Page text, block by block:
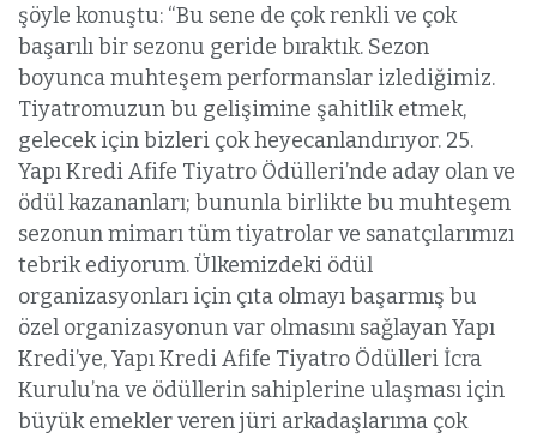
şöyle konuştu: “Bu sene de çok renkli ve çok
başarılı bir sezonu geride bıraktık. Sezon
boyunca muhteşem performanslar izlediğimiz.
Tiyatromuzun bu gelişimine şahitlik etmek,
gelecek için bizleri çok heyecanlandırıyor. 25.
Yapı Kredi Afife Tiyatro Ödülleri’nde aday olan ve
ödül kazananları; bununla birlikte bu muhteşem
sezonun mimarı tüm tiyatrolar ve sanatçılarımızı
tebrik ediyorum. Ülkemizdeki ödül
organizasyonları için çıta olmayı başarmış bu
özel organizasyonun var olmasını sağlayan Yapı
Kredi’ye, Yapı Kredi Afife Tiyatro Ödülleri İcra
Kurulu’na ve ödüllerin sahiplerine ulaşması için
büyük emekler veren jüri arkadaşlarıma çok